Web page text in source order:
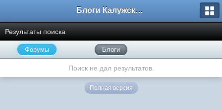
Блоги Калужского перекрестка
Результаты поиска
Форумы Блоги
Поиск не дал результатов.
Полная версия